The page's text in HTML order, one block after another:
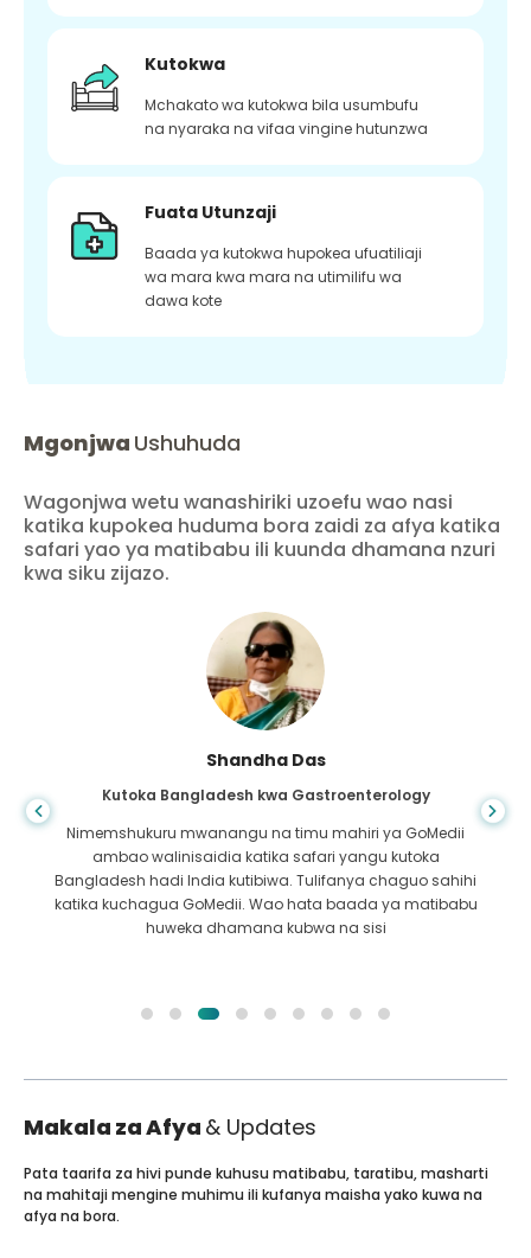
Kutokwa
Mchakato wa kutokwa bila usumbufu
na nyaraka na vifaa vingine hutunzwa
Fuata Utunzaji
Baada ya kutokwa hupokea ufuatiliaji
wa mara kwa mara na utimilifu wa
dawa kote
Mgonjwa Ushuhuda
Wagonjwa wetu wanashiriki uzoefu wao nasi
katika kupokea huduma bora zaidi za afya katika
safari yao ya matibabu ili kuunda dhamana nzuri
kwa siku zijazo.
Shandha Das
Kutoka Bangladesh kwa Gastroenterology
Nimemshukuru mwanangu na timu mahiri ya GoMedii
ambao walinisaidia katika safari yangu kutoka
Bangladesh hadi India kutibiwa. Tulifanya chaguo sahihi
katika kuchagua GoMedii. Wao hata baada ya matibabu
huweka dhamana kubwa na sisi
Makala za Afya & Updates
Pata taarifa za hivi punde kuhusu matibabu, taratibu, masharti
na mahitaji mengine muhimu ili kufanya maisha yako kuwa na
afya na bora.